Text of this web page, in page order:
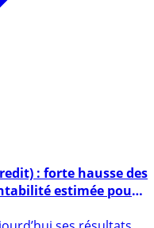
estimée pour